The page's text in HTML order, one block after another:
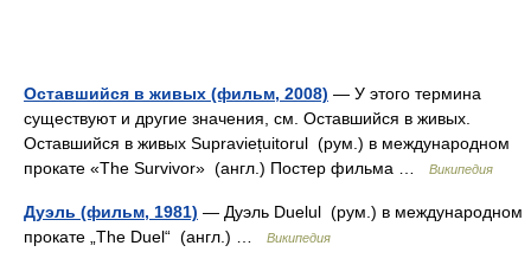
Оставшийся в живых (фильм, 2008) — У этого термина
существуют и другие значения, см. Оставшийся в живых.
Оставшийся в живых Supraviețuitorul (рум.) в международном
прокате «The Survivor» (англ.) Постер фильма …
Википедия
Дуэль (фильм, 1981) — Дуэль Duelul (рум.) в международном
прокате „The Duel“ (англ.) …
Википедия